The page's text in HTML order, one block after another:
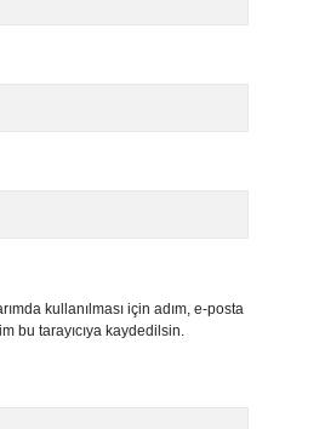
kullanılması için adım, e-posta
bu tarayıcıya kaydedilsin.